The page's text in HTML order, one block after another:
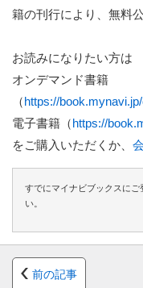
籍の刊行により、無料
お読みになりたい方は
オンデマンド書籍
（https://
電子書籍（https://
をご購入いただくか、
すでにマイナビブックスにご
い。
前の記事